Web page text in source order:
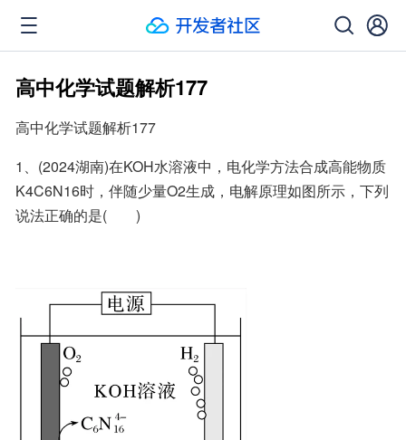
高中化学试题解析177
高中化学试题解析177
1、(2024湖南)在KOH水溶液中，电化学方法合成高能物质
K4C6N16时，伴随少量O2生成，电解原理如图所示，下列
说法正确的是(　　)